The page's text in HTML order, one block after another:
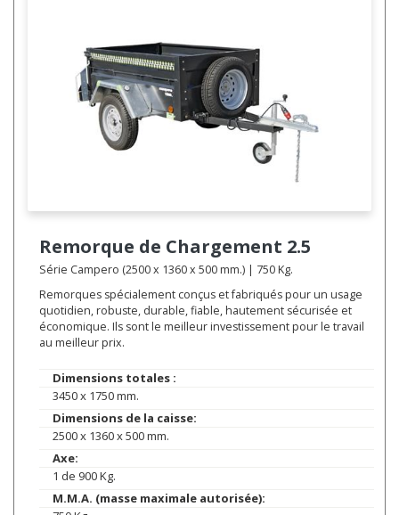
Remorque de Chargement 2.5
Série Campero (2500 x 1360 x 500 mm.) | 750 Kg.
Remorques spécialement conçus et fabriqués pour un usage
quotidien, robuste, durable, fiable, hautement sécurisée et
économique. Ils sont le meilleur investissement pour le travail
au meilleur prix.
Dimensions totales :
3450 x 1750 mm.
Dimensions de la caisse:
2500 x 1360 x 500 mm.
Axe:
1 de 900 Kg.
M.M.A. (masse maximale autorisée):